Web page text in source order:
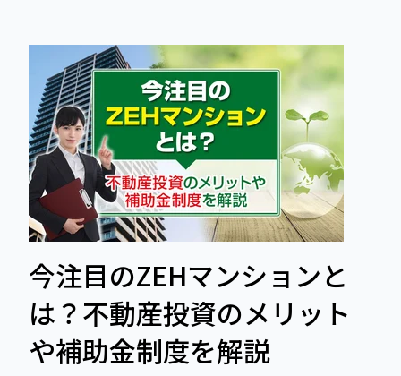
今注目のZEHマンションと
は？不動産投資のメリット
や補助金制度を解説